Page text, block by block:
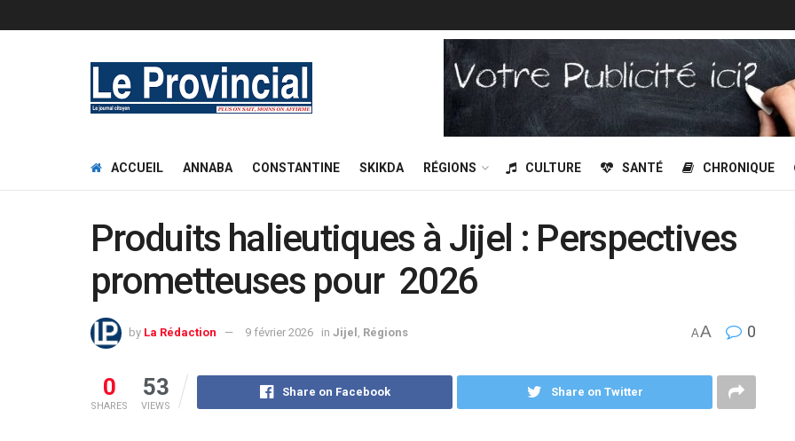
ACCUEIL ANNABA CONSTANTINE SKIKDA RÉGIONS CULTURE SANTÉ CHRONIQUE
Produits halieutiques à Jijel : Perspectives
prometteuses pour 2026
by La Rédaction 9 février 2026 in Jijel Régions AA 0
0
SHARES
53
VIEWS
Share on Facebook Share on Twitter